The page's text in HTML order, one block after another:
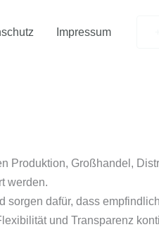
Impressum
Produktion, Großhandel,
werden.
dafür, dass
und Transparenz